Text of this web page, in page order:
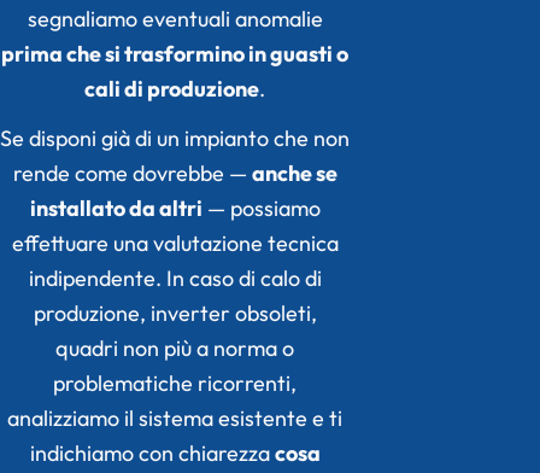
segnaliamo eventuali anomalie
prima che si trasformino in guasti o
cali di produzione.
Se disponi già di un impianto che non
rende come dovrebbe — anche se
installato da altri — possiamo
effettuare una valutazione tecnica
indipendente. In caso di calo di
produzione, inverter obsoleti,
quadri non più a norma o
problematiche ricorrenti,
analizziamo il sistema esistente e ti
indichiamo con chiarezzacosa